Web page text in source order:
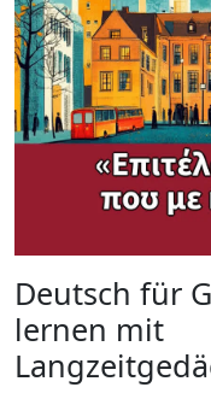
Deutsch für
lernen mit